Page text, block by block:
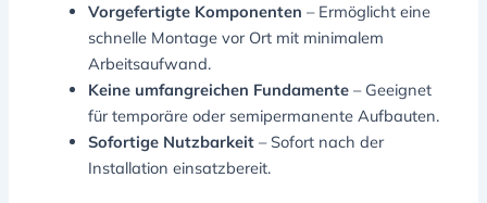
Vorgefertigte Komponenten – Ermöglicht eine
schnelle Montage vor Ort mit minimalem
Arbeitsaufwand.
Keine umfangreichen Fundamente – Geeignet
für temporäre oder semipermanente Aufbauten.
Sofortige Nutzbarkeit – Sofort nach der
Installation einsatzbereit.